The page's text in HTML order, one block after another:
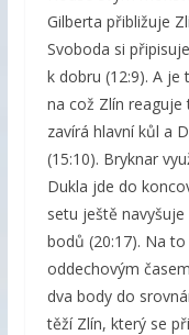
Gilberta přibližuje
Svoboda si
k dobru (12:9). A je
na což Zlín reaguje
zavírá hlavní kůl a
(15:10). Bryknar
Dukla jde do
setu ještě
bodů (20:17). Na
oddechovým
dva body do
těží Zlín, který se